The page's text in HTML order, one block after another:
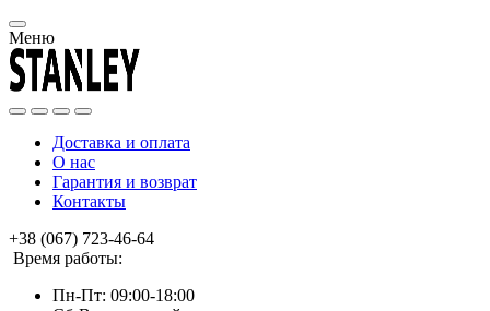
Меню
Доставка и оплата
О нас
Гарантия и возврат
Контакты
+38 (067) 723-46-64
Время работы:
Пн-Пт: 09:00-18:00